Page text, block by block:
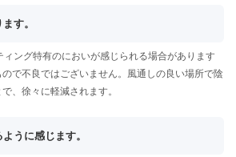
す。
ィング特有のにおいが感じられる場合があります
で不良ではございません。風通しの良い場所で陰
、徐々に軽減されます。
うに感じます。